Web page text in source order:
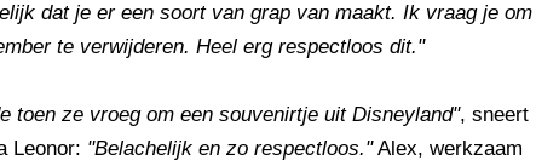
dat je er een soort van grap van maakt. Ik vraag je om
te verwijderen. Heel erg respectloos dit."
toen ze vroeg om een souvenirtje uit Disneyland", sneert
Leonor: "Belachelijk en zo respectloos."Alex, werkzaam